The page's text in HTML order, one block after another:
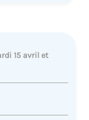
15 avril et